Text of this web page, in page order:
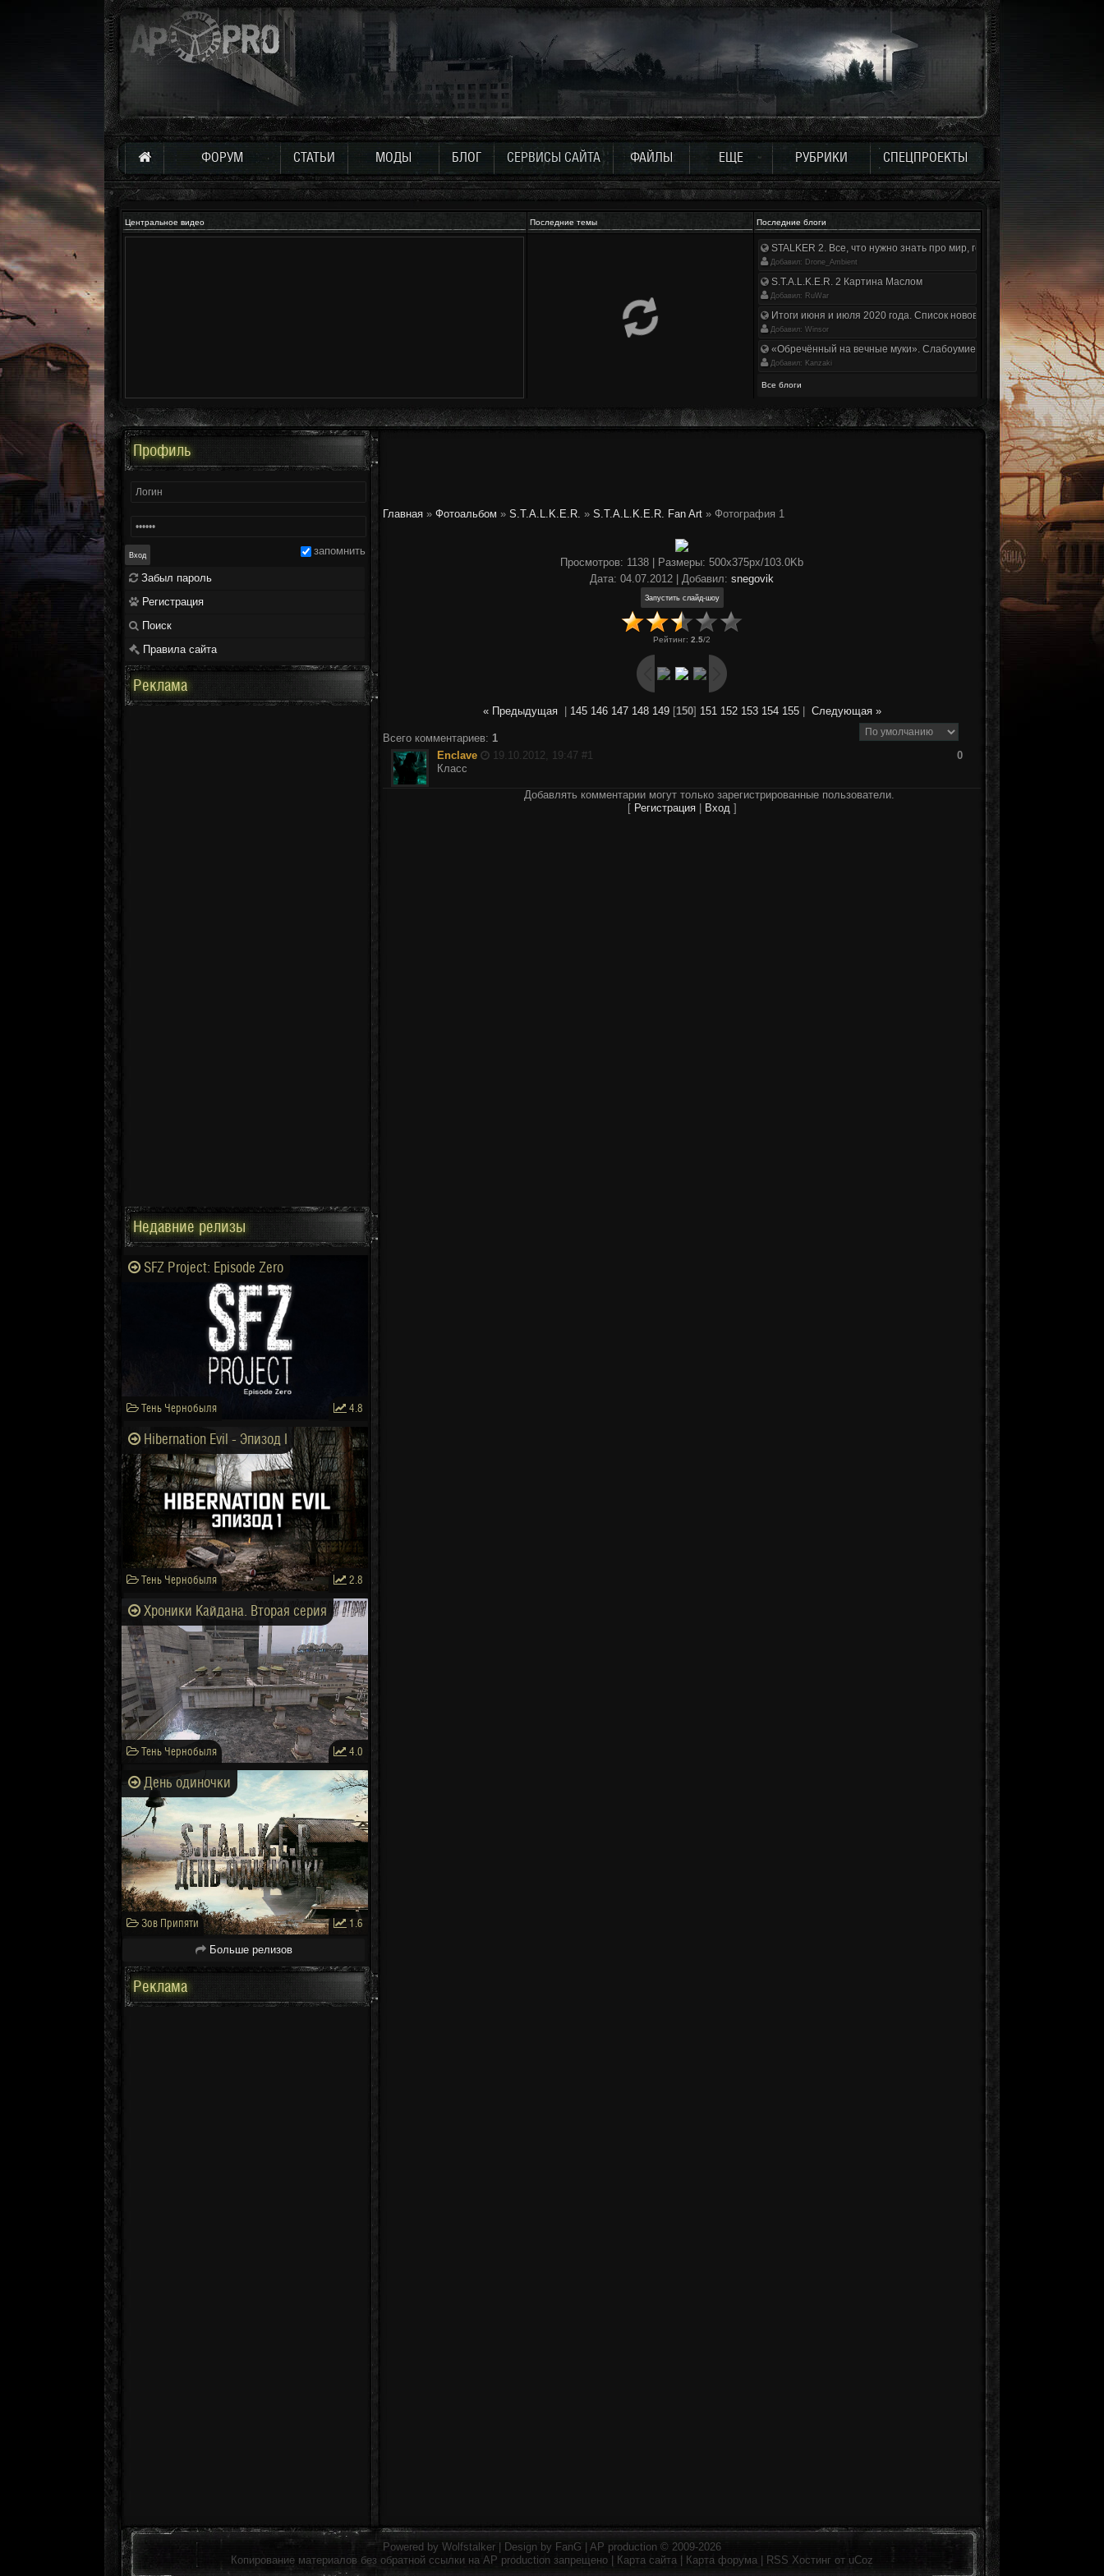
ФОРУМ СТАТЬИ МОДЫ БЛОГ СЕРВИСЫ САЙТА ФАЙЛЫ ЕЩЕ РУБРИКИ СПЕЦПРОЕКТЫ
Центральное видео Последние темы Последние блоги
STALKER 2. Все, что нужно знать про мир, геймплей и сюжет | Разбор
Добавил: Drone_Ambient
S.T.A.L.K.E.R. 2 Картина Маслом
Добавил: RuWar
Итоги июня и июля 2020 года. Список нововведений
Добавил: Winsor
«Обречённый на вечные муки». Слабоумие и отвага
Добавил: Kanzaki
Все блоги
Главная » Фотоальбом » S.T.A.L.K.E.R. » S.T.A.L.K.E.R. Fan Art » Фотография 1
Просмотров: 1138 | Размеры: 500x375px/103.0Kb
Дата: 04.07.2012 | Добавил: snegovik
Рейтинг: 2.5/2
« Предыдущая| 145 146 147 148 149[150] 151 152 153 154 155| Следующая »
Всего комментариев: 1
Enclave
19.10.2012, 19:47 #1
0
Класс
Добавлять комментарии могут только зарегистрированные пользователи.
[ Регистрация| Вход]
Профиль
запомнить
Забыл пароль
Регистрация
Поиск
Правила сайта
Реклама
Недавние релизы
SFZ Project: Episode Zero
Тень Чернобыля 4.8
Hibernation Evil - Эпизод I
Тень Чернобыля 2.8
Хроники Кайдана. Вторая серия
Тень Чернобыля 4.0
День одиночки
Зов Припяти 1.6
Больше релизов
Реклама
Powered by Wolfstalker | Design by FanG AP production © 2009-2026
Копирование материалов без обратной ссылки на AP production запрещено | Карта сайта Карта форума RSS Хостинг от uCoz